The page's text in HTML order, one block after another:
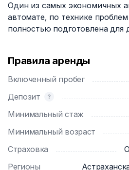
Один из самых экономичных
автомате, по технике
полностью подготовлена для
Правила аренды
Включенный пробег
Депозит
Минимальный стаж
Минимальный возраст
Страховка
Регионы